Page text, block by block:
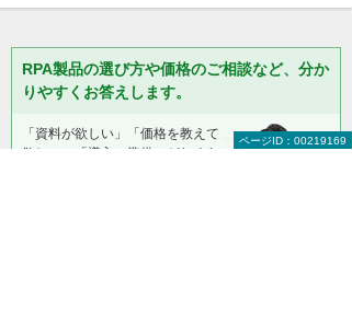
RPA製品の選び方や価格のご相談など、分か
りやすくお答えします。
「資料が欲しい」「価格を教えて
欲しい」「導入・準備にどれくら
ページID：00219169